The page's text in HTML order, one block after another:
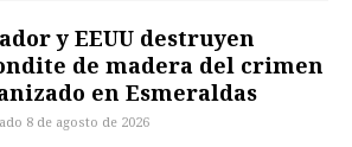
y EEUU destruyen
de madera del crimen
en Esmeraldas
8 de agosto de 2026